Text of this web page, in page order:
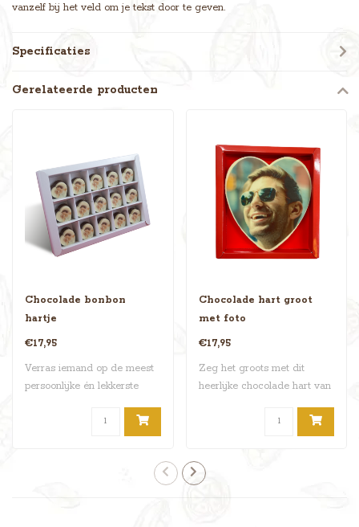
vanzelf bij het veld om je tekst door te geven.
Specificaties
Gerelateerde producten
Chocolade bonbon
hartje
€17,95
Verras iemand op de meest
persoonlijke én lekkerste
Chocolade hart groot
met foto
€17,95
Zeg het groots met dit
heerlijke chocolade hart van